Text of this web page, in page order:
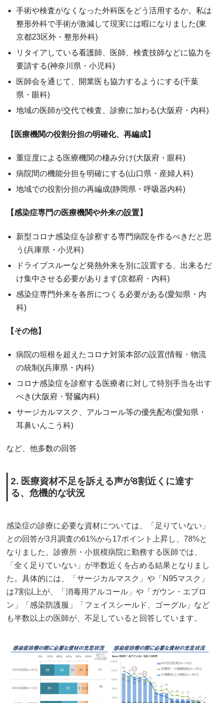
手術や検査がなくなった外科医をどう活用するか。私は
整形外科で手術が激減して現実には暇になりました(東
京都23区外・整形外科)
リタイアしている看護師、医師、検査技師などに協力を
要請する(神奈川県・小児科)
医師会を通じて、開業医も協力するようにする(千葉
県・眼科)
地域の医師が交代で検査、診療に加わる(大阪府・内科)
【医療機関の役割分担の明確化、再編成】
重症度による医療機関の棲み分け(大阪府・眼科)
病院間の機能分担を明確にする(山口県・産婦人科)
地域での役割分担の再編成(静岡県・呼吸器内科)
【感染症専門の医療機関や外来の設置】
新型コロナ感染症を診察する専門病院を作るべきだと思
う(兵庫県・小児科)
ドライブスルーなど発熱外来を別に設置する、出来るだ
け集中させる必要があります(京都府・内科)
感染症専門外来を各所につくる必要がある(愛知県・内
科)
【その他】
病院の垣根を超えたコロナ対策本部の設置(情報・物流
の統制)(兵庫県・内科)
コロナ感染症を診察する医療者に対して特別手当を出す
べき(大阪府・腎臓内科)
サージカルマスク、アルコール等の優先配布(愛知県・
耳鼻いんこう科)
など、他多数の回答
2. 医療資材不足を訴える声が8割近くに達す
る、危機的な状況
感染症の診療に必要な資材については、「足りていない」
との回答が3月調査の61%から17ポイント上昇し、78%と
なりました。診療所・小規模病院に勤務する医師では、
「全く足りていない」が半数近くを占める結果となりまし
た。具体的には、「サージカルマスク」や「N95マスク」
は7割以上が、「消毒用アルコール」や「ガウン・エプロ
ン」「感染防護服」「フェイスシールド、ゴーグル」など
も半数以上の医師が、不足していると回答しています。